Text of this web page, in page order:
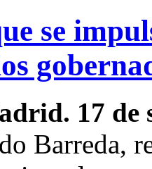
se
17 de
Barreda,